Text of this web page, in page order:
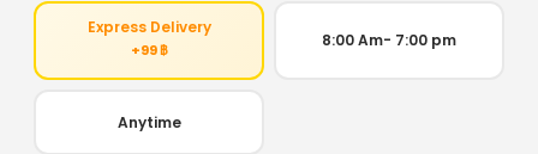
Express Delivery
+99 ฿ 8:00 Am- 7:00 pm
Anytime